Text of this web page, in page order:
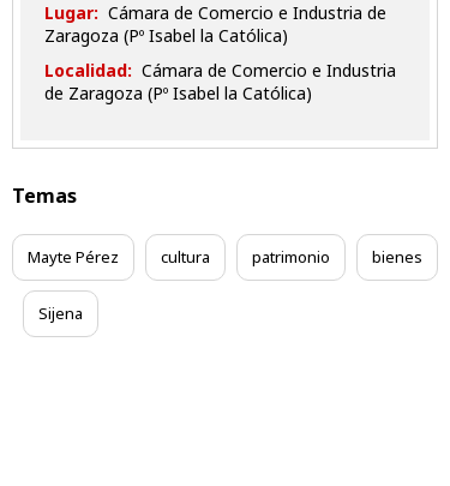
Lugar: Cámara de Comercio e Industria de
Zaragoza (Pº Isabel la Católica)
Localidad: Cámara de Comercio e Industria
de Zaragoza (Pº Isabel la Católica)
Temas
Mayte Pérez cultura patrimonio bienes
Sijena